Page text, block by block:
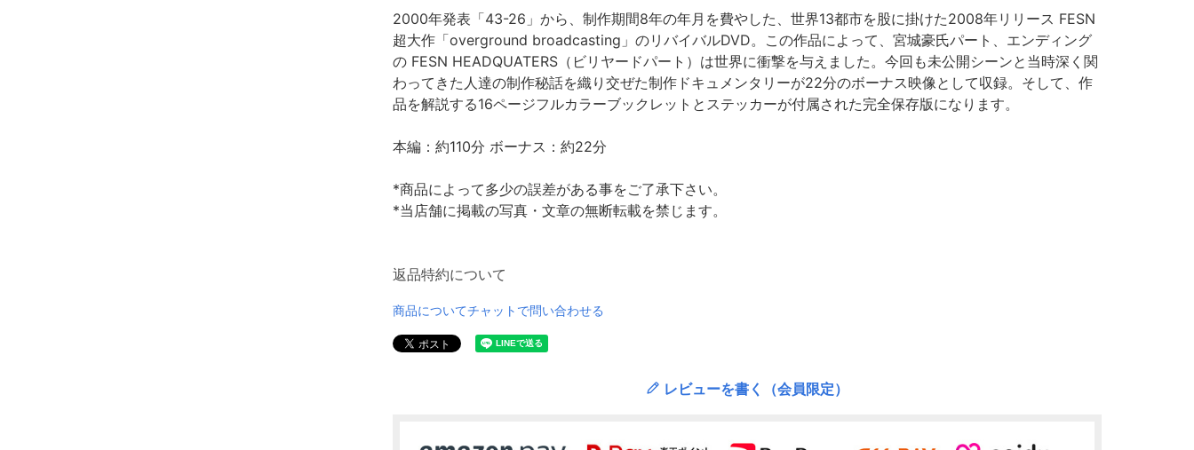
2000年発表「43-26」から、制作期間8年の年月を費やした、世界13都市を股に掛けた2008年リリース FESN
超大作「overground broadcasting」のリバイバルDVD。この作品によって、宮城豪氏パート、エンディング
の FESN HEADQUATERS（ビリヤードパート）は世界に衝撃を与えました。今回も未公開シーンと当時深く関
わってきた人達の制作秘話を織り交ぜた制作ドキュメンタリーが22分のボーナス映像として収録。そして、作
品を解説する16ページフルカラーブックレットとステッカーが付属された完全保存版になります。
本編：約110分 ボーナス：約22分
*商品によって多少の誤差がある事をご了承下さい。
*当店舗に掲載の写真・文章の無断転載を禁じます。
返品特約について
商品についてチャットで問い合わせる
レビューを書く（会員限定）